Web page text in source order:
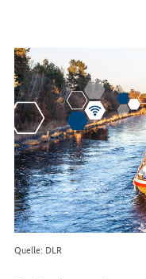
uns
im
Internet
Quelle: DLR